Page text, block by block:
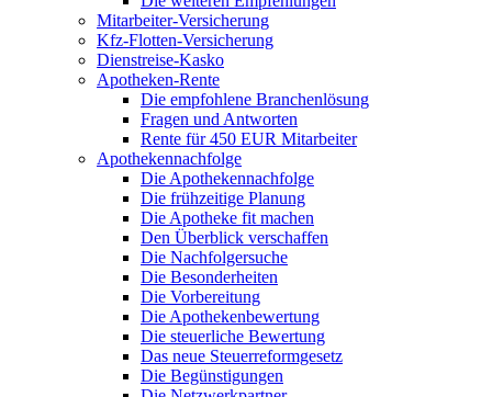
Mitarbeiter-Versicherung
Kfz-Flotten-Versicherung
Dienstreise-Kasko
Apotheken-Rente
Die empfohlene Branchenlösung
Fragen und Antworten
Rente für 450 EUR Mitarbeiter
Apothekennachfolge
Die Apothekennachfolge
Die frühzeitige Planung
Die Apotheke fit machen
Den Überblick verschaffen
Die Nachfolgersuche
Die Besonderheiten
Die Vorbereitung
Die Apothekenbewertung
Die steuerliche Bewertung
Das neue Steuerreformgesetz
Die Begünstigungen